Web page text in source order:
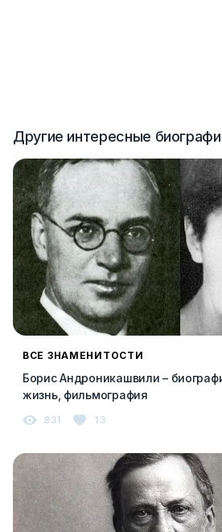
Другие интересные
ВСЕ ЗНАМЕНИТОСТИ
Борис Андроникашвили –
жизнь, фильмография
831 13